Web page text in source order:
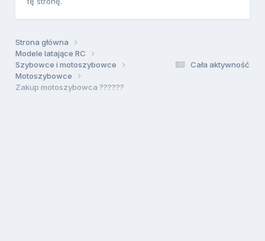
Cała aktywność
Strona główna
Modele latające RC
Szybowce i motoszybowce
Motoszybowce
Zakup motoszybowca ??????